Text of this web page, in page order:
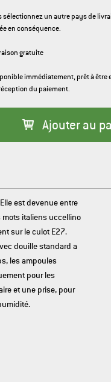
sélectionnez un autre pays de
en conséquence.
gratuite
immédiatement, prêt à être
du paiement.
Ajouter au
est devenue entre
italiens uccellino
sur le culot E27.
douille standard a
les ampoules
pour les
et une prise, pour